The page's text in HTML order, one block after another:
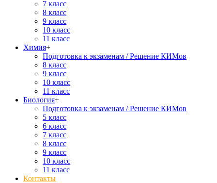
7 класс
8 класс
9 класс
10 класс
11 класс
Химия+
Подготовка к экзаменам / Решение КИМов
8 класс
9 класс
10 класс
11 класс
Биология+
Подготовка к экзаменам / Решение КИМов
5 класс
6 класс
7 класс
8 класс
9 класс
10 класс
11 класс
Контакты